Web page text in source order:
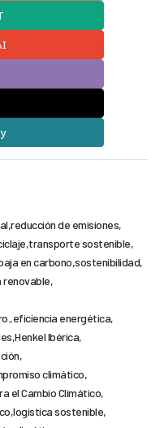
reducción de emisiones
transporte sostenible
en carbono sostenibilidad
renovable
eficiencia energética
Henkel Ibérica
climático
el Cambio Climático
logística sostenible